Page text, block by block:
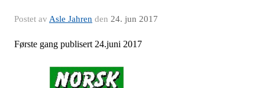
Postet av Asle Jahren den 24. jun 2017
Første gang publisert 24.juni 2017